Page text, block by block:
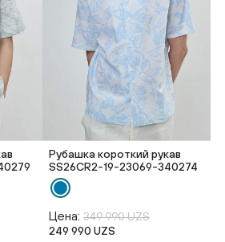
Рубашка короткий рукав
SS26CR2-19-23069-340274
Цена: 349 990 UZS
249 990 UZS